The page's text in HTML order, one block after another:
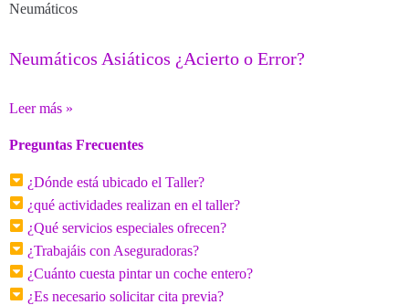
Neumáticos
Neumáticos Asiáticos ¿Acierto o Error?
Leer más »
Preguntas Frecuentes
¿Dónde está ubicado el Taller?
¿qué actividades realizan en el taller?
¿Qué servicios especiales ofrecen?
¿Trabajáis con Aseguradoras?
¿Cuánto cuesta pintar un coche entero?
¿Es necesario solicitar cita previa?